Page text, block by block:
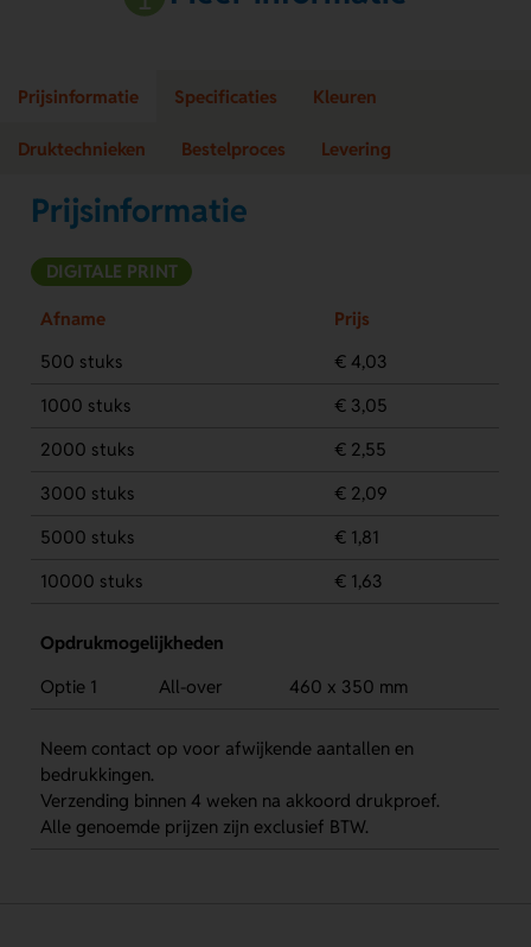
Prijsinformatie Specificaties Kleuren
Druktechnieken Bestelproces Levering
Prijsinformatie
DIGITALE PRINT
Afname
Prijs
500 stuks
€ 4,03
1000 stuks
€ 3,05
2000 stuks
€ 2,55
3000 stuks
€ 2,09
5000 stuks
€ 1,81
10000 stuks
€ 1,63
Opdrukmogelijkheden
Optie 1
All-over 460 x 350 mm
Neem contact op voor afwijkende aantallen en
bedrukkingen.
Verzending binnen 4 weken na akkoord drukproef.
Alle genoemde prijzen zijn exclusief BTW.